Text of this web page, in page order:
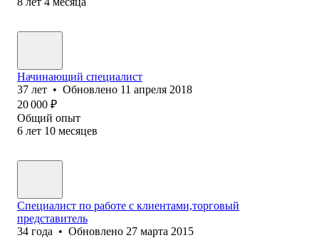
Начинающий специалист
37 лет • Обновлено 11 апреля 2018
20 000 ₽
Общий опыт
6 лет 10 месяцев
Специалист по работе с клиентами,торговый
представитель
34 года • Обновлено 27 марта 2015